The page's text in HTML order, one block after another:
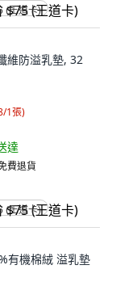
(王道卡)
維防溢乳墊, 32
1張)
達
費退貨
(王道卡)
有機棉絨 溢乳墊